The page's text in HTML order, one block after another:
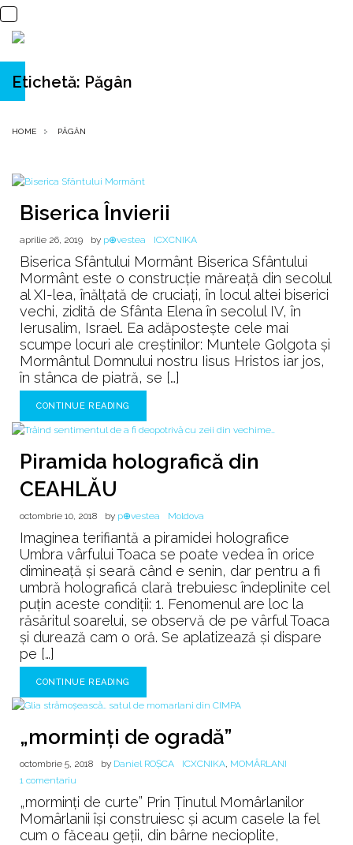
Etichetă: Păgân
HOME PĂGÂN
Biserica Învierii
aprilie 26, 2019 by p⊕vestea ICXCNIKA
Biserica Sfântului Mormânt Biserica Sfântului
Mormânt este o construcție măreață din secolul
al XI-lea, înălțată de cruciați, în locul altei biserici
vechi, zidită de Sfânta Elena în secolul IV, în
Ierusalim, Israel. Ea adăpostește cele mai
scumpe locuri ale creștinilor: Muntele Golgota și
Mormântul Domnului nostru Iisus Hristos iar jos,
în stânca de piatră, se […]
CONTINUE READING
Piramida holografică din
CEAHLĂU
octombrie 10, 2018 by p⊕vestea Moldova
Imaginea terifiantă a piramidei holografice
Umbra vârfului Toaca se poate vedea în orice
dimineață și seară când e senin, dar pentru a fi
umbră holografică clară trebuiesc îndeplinite cel
puțin aceste condiții: 1. Fenomenul are loc la
răsăritul soarelui, se observă de pe vârful Toaca
și durează cam o oră. Se aplatizează și dispare
pe […]
CONTINUE READING
„morminți de ogradă”
octombrie 5, 2018 by Daniel ROȘCA ICXCNIKA, MOMÂRLANI
1 comentariu
„morminți
de
ogradă”
„morminți de curte” Prin Ținutul Momârlanilor
Momârlanii își construiesc și acum casele la fel
cum o făceau geții, din bârne necioplite,